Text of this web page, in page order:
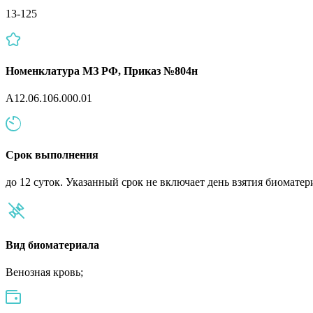
13-125
Номенклатура МЗ РФ, Приказ №804н
A12.06.106.000.01
Срок выполнения
до 12 суток. Указанный срок не включает день взятия
Вид биоматериала
Венозная кровь;